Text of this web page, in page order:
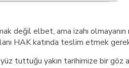
değil elbet, ama izahı olmayanın
HAK katında teslim etmek
tuttuğu yakın tarihimize bir göz